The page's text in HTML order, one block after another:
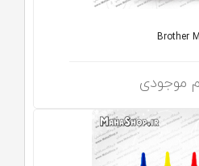
موجودی